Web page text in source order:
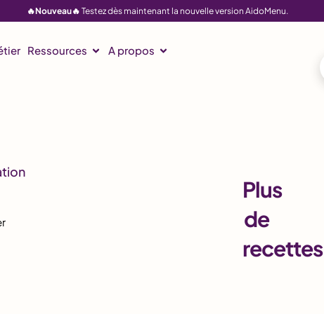
🔥Nouveau🔥 Testez dès maintenant la nouvelle version AidoMenu.
Ressources A propos
Plus
de
recettes